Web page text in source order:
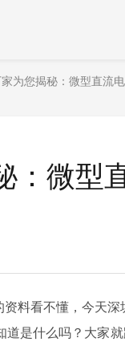
为您揭秘：微型直流
：微型
料看不懂，今天
是什么吗？大家